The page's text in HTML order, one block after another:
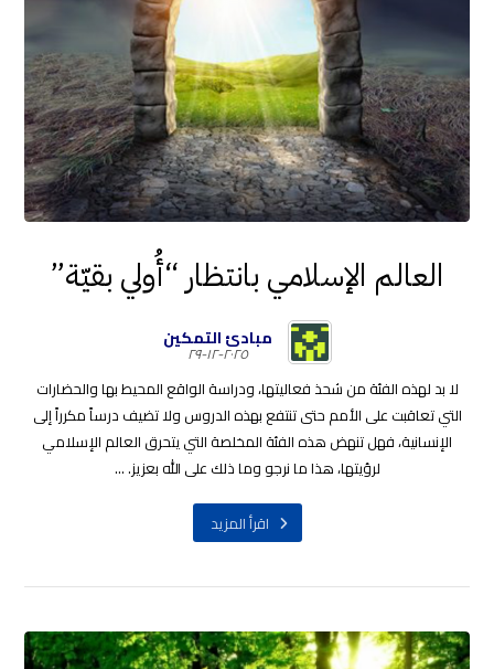
العالم الإسلامي بانتظار “أُولي بقيّة”
مبادئ التمكين
٢٠٢٥-١٢-٢٩
لا بد لهذه الفئة من شحذ فعاليتها، ودراسة الواقع المحيط بها والحضارات
التي تعاقبت على الأمم حتى تنتفع بهذه الدروس ولا تضيف درساً مكرراً إلى
الإنسانية، فهل تنهض هذه الفئة المخلصة التي يتحرق العالم الإسلامي
لرؤيتها، هذا ما نرجو وما ذلك على الله بعزيز. ...
اقرأ المزيد